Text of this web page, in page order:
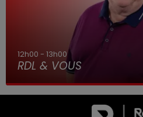
12h00 - 13h00
RDL & VOUS